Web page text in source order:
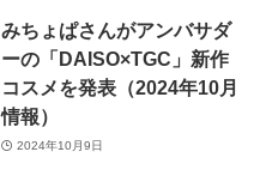
みちょぱさんがアンバサダ
ーの「DAISO×TGC」新作
コスメを発表（2024年10月
情報）
2024年10月9日